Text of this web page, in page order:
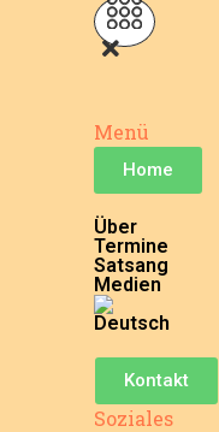
Menü
Home
Über
Termine
Satsang
Medien
Kontakt
Soziales